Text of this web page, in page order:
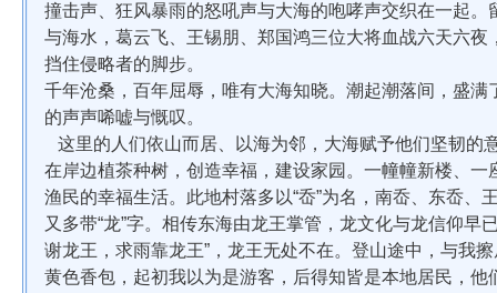
撞击声、狂风暴雨的怒吼声与大海的咆哮声交织在一起
与海水，葛云飞、王锡朋、郑国鸿三位大将血战六天六
挡住侵略者的脚步。
千年沧桑，百年屈辱，唯有大海知晓。潮起潮落间，盛
的声声唏嘘与慨叹。
这里的人们依山而居、以海为邻，大海赋予他们坚韧的
在岸边植茶种树，创造幸福，建设家园。一幢幢新楼、
渔民的幸福生活。此地村落多以“岙”为名，南岙、东岙
又多带“龙”字。相传东海由龙王掌管，龙文化与龙信仰早
谢龙王，求雨靠龙王”，龙王无处不在。登山途中，与我
黄色香包，起初我以为是游客，后得知皆是本地居民，